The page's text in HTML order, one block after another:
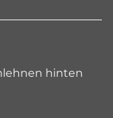
hinten